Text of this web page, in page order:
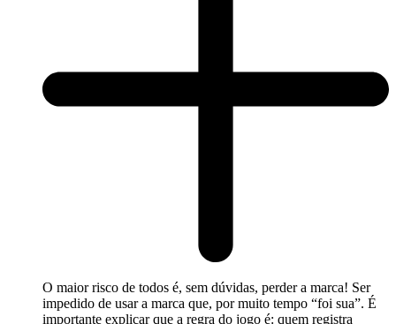
O maior risco de todos é, sem dúvidas, perder a marca! Ser
impedido de usar a marca que, por muito tempo “foi sua”. É
importante explicar que a regra do jogo é: quem registra